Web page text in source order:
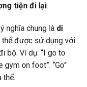
tiện đi lại.
nghĩa chung là di
thể được sử dụng với
bộ. Ví dụ: “I go to
on foot”. “Go”
thể.